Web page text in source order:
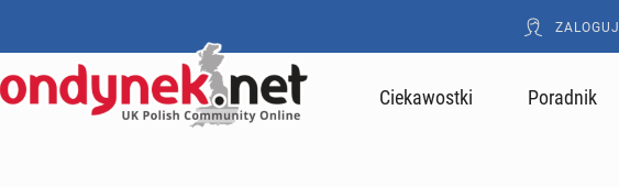
ZALOGUJ
Ciekawostki Poradnik